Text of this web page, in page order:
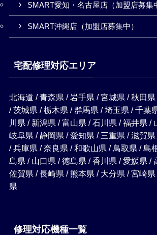
SMART愛知・名古屋店（加盟店募集
SMART沖縄店（加盟店募集中）
宅配修理対応エリア
北海道 / 青森県 / 岩手県 / 宮城県 / 秋田
/ 茨城県 / 栃木県 / 群馬県 / 埼玉県 / 千葉
川県 / 新潟県 / 富山県 / 石川県 / 福井県 /
岐阜県 / 静岡県 / 愛知県 / 三重県 / 滋賀
/ 兵庫県 / 奈良県 / 和歌山県 / 鳥取県 / 島
島県 / 山口県 / 徳島県 / 香川県 / 愛媛県 /
佐賀県 / 長崎県 / 熊本県 / 大分県 / 宮崎
県
修理対応機種一覧